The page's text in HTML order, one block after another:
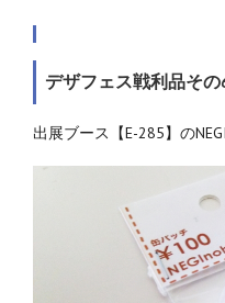
デザフェス戦利品そ
出展ブース【E-285】の